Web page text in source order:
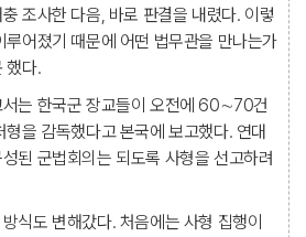
조사한 다음, 바로 판결을 내렸다. 이렇
루어졌기 때문에 어떤 법무관을 만나는가
했다.
서는 한국군 장교들이 오전에 60∼70건
을 감독했다고 본국에 보고했다. 연대
된 군법회의는 되도록 사형을 선고하려
식도 변해갔다. 처음에는 사형 집행이